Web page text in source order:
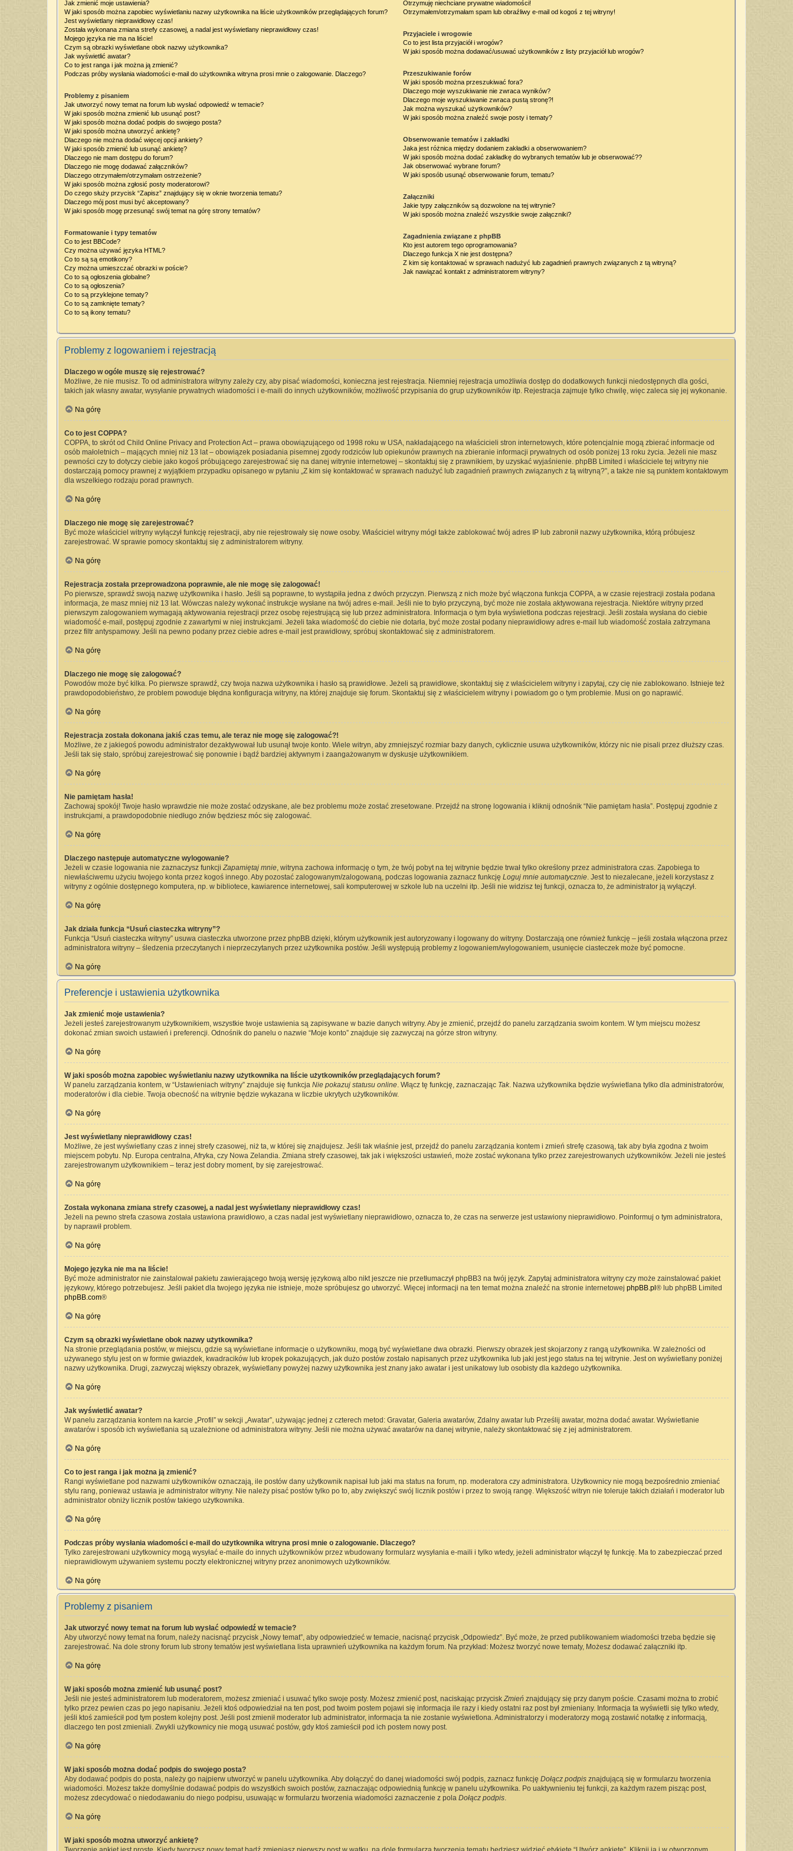
Jak zmienić moje ustawienia?
W jaki sposób można zapobiec wyświetlaniu nazwy użytkownika na liście użytkowników przeglądających forum?
Jest wyświetlany nieprawidłowy czas!
Została wykonana zmiana strefy czasowej, a nadal jest wyświetlany nieprawidłowy czas!
Mojego języka nie ma na liście!
Czym są obrazki wyświetlane obok nazwy użytkownika?
Jak wyświetlić awatar?
Co to jest ranga i jak można ją zmienić?
Podczas próby wysłania wiadomości e-mail do użytkownika witryna prosi mnie o zalogowanie. Dlaczego?
Problemy z pisaniem
Jak utworzyć nowy temat na forum lub wysłać odpowiedź w temacie?
W jaki sposób można zmienić lub usunąć post?
W jaki sposób można dodać podpis do swojego posta?
W jaki sposób można utworzyć ankietę?
Dlaczego nie można dodać więcej opcji ankiety?
W jaki sposób zmienić lub usunąć ankietę?
Dlaczego nie mam dostępu do forum?
Dlaczego nie mogę dodawać załączników?
Dlaczego otrzymałem/otrzymałam ostrzeżenie?
W jaki sposób można zgłosić posty moderatorowi?
Do czego służy przycisk “Zapisz” znajdujący się w oknie tworzenia tematu?
Dlaczego mój post musi być akceptowany?
W jaki sposób mogę przesunąć swój temat na górę strony tematów?
Formatowanie i typy tematów
Co to jest BBCode?
Czy można używać języka HTML?
Co to są są emotikony?
Czy można umieszczać obrazki w poście?
Co to są ogłoszenia globalne?
Co to są ogłoszenia?
Co to są przyklejone tematy?
Co to są zamknięte tematy?
Co to są ikony tematu?
Otrzymuję niechciane prywatne wiadomości!
Otrzymałem/otrzymałam spam lub obraźliwy e-mail od kogoś z tej witryny!
Przyjaciele i wrogowie
Co to jest lista przyjaciół i wrogów?
W jaki sposób można dodawać/usuwać użytkowników z listy przyjaciół lub wrogów?
Przeszukiwanie forów
W jaki sposób można przeszukiwać fora?
Dlaczego moje wyszukiwanie nie zwraca wyników?
Dlaczego moje wyszukiwanie zwraca pustą stronę?!
Jak można wyszukać użytkowników?
W jaki sposób można znaleźć swoje posty i tematy?
Obserwowanie tematów i zakładki
Jaka jest różnica między dodaniem zakładki a obserwowaniem?
W jaki sposób można dodać zakładkę do wybranych tematów lub je obserwować??
Jak obserwować wybrane forum?
W jaki sposób usunąć obserwowanie forum, tematu?
Załączniki
Jakie typy załączników są dozwolone na tej witrynie?
W jaki sposób można znaleźć wszystkie swoje załączniki?
Zagadnienia związane z phpBB
Kto jest autorem tego oprogramowania?
Dlaczego funkcja X nie jest dostępna?
Z kim się kontaktować w sprawach nadużyć lub zagadnień prawnych związanych z tą witryną?
Jak nawiązać kontakt z administratorem witryny?
Problemy z logowaniem i rejestracją
Dlaczego w ogóle muszę się rejestrować?
Możliwe, że nie musisz. To od administratora witryny zależy czy, aby pisać wiadomości, konieczna jest rejestracja. Niemniej rejestracja umożliwia dostęp do dodatkowych funkcji niedostępnych dla gości,
takich jak własny awatar, wysyłanie prywatnych wiadomości i e-maili do innych użytkowników, możliwość przypisania do grup użytkowników itp. Rejestracja zajmuje tylko chwilę, więc zaleca się jej wykonanie.
Na górę
Co to jest COPPA?
COPPA, to skrót od Child Online Privacy and Protection Act – prawa obowiązującego od 1998 roku w USA, nakładającego na właścicieli stron internetowych, które potencjalnie mogą zbierać informacje od
osób małoletnich – mających mniej niż 13 lat – obowiązek posiadania pisemnej zgody rodziców lub opiekunów prawnych na zbieranie informacji prywatnych od osób poniżej 13 roku życia. Jeżeli nie masz
pewności czy to dotyczy ciebie jako kogoś próbującego zarejestrować się na danej witrynie internetowej – skontaktuj się z prawnikiem, by uzyskać wyjaśnienie. phpBB Limited i właściciele tej witryny nie
dostarczają pomocy prawnej z wyjątkiem przypadku opisanego w pytaniu „Z kim się kontaktować w sprawach nadużyć lub zagadnień prawnych związanych z tą witryną?”, a także nie są punktem kontaktowym
dla wszelkiego rodzaju porad prawnych.
Na górę
Dlaczego nie mogę się zarejestrować?
Być może właściciel witryny wyłączył funkcję rejestracji, aby nie rejestrowały się nowe osoby. Właściciel witryny mógł także zablokować twój adres IP lub zabronił nazwy użytkownika, którą próbujesz
zarejestrować. W sprawie pomocy skontaktuj się z administratorem witryny.
Na górę
Rejestracja została przeprowadzona poprawnie, ale nie mogę się zalogować!
Po pierwsze, sprawdź swoją nazwę użytkownika i hasło. Jeśli są poprawne, to wystąpiła jedna z dwóch przyczyn. Pierwszą z nich może być włączona funkcja COPPA, a w czasie rejestracji została podana
informacja, że masz mniej niż 13 lat. Wówczas należy wykonać instrukcje wysłane na twój adres e-mail. Jeśli nie to było przyczyną, być może nie została aktywowana rejestracja. Niektóre witryny przed
pierwszym zalogowaniem wymagają aktywowania rejestracji przez osobę rejestrującą się lub przez administratora. Informacja o tym była wyświetlona podczas rejestracji. Jeśli została wysłana do ciebie
wiadomość e-mail, postępuj zgodnie z zawartymi w niej instrukcjami. Jeżeli taka wiadomość do ciebie nie dotarła, być może został podany nieprawidłowy adres e-mail lub wiadomość została zatrzymana
przez filtr antyspamowy. Jeśli na pewno podany przez ciebie adres e-mail jest prawidłowy, spróbuj skontaktować się z administratorem.
Na górę
Dlaczego nie mogę się zalogować?
Powodów może być kilka. Po pierwsze sprawdź, czy twoja nazwa użytkownika i hasło są prawidłowe. Jeżeli są prawidłowe, skontaktuj się z właścicielem witryny i zapytaj, czy cię nie zablokowano. Istnieje też
prawdopodobieństwo, że problem powoduje błędna konfiguracja witryny, na której znajduje się forum. Skontaktuj się z właścicielem witryny i powiadom go o tym problemie. Musi on go naprawić.
Na górę
Rejestracja została dokonana jakiś czas temu, ale teraz nie mogę się zalogować?!
Możliwe, że z jakiegoś powodu administrator dezaktywował lub usunął twoje konto. Wiele witryn, aby zmniejszyć rozmiar bazy danych, cyklicznie usuwa użytkowników, którzy nic nie pisali przez dłuższy czas.
Jeśli tak się stało, spróbuj zarejestrować się ponownie i bądź bardziej aktywnym i zaangażowanym w dyskusje użytkownikiem.
Na górę
Nie pamiętam hasła!
Zachowaj spokój! Twoje hasło wprawdzie nie może zostać odzyskane, ale bez problemu może zostać zresetowane. Przejdź na stronę logowania i kliknij odnośnik “Nie pamiętam hasła”. Postępuj zgodnie z
instrukcjami, a prawdopodobnie niedługo znów będziesz móc się zalogować.
Na górę
Dlaczego następuje automatyczne wylogowanie?
Jeżeli w czasie logowania nie zaznaczysz funkcjiZapamiętaj mnie, witryna zachowa informację o tym, że twój pobyt na tej witrynie będzie trwał tylko określony przez administratora czas. Zapobiega to
niewłaściwemu użyciu twojego konta przez kogoś innego. Aby pozostać zalogowanym/zalogowaną, podczas logowania zaznacz funkcję Loguj mnie automatycznie. Jest to niezalecane, jeżeli korzystasz z
witryny z ogólnie dostępnego komputera, np. w bibliotece, kawiarence internetowej, sali komputerowej w szkole lub na uczelni itp. Jeśli nie widzisz tej funkcji, oznacza to, że administrator ją wyłączył.
Na górę
Jak działa funkcja “Usuń ciasteczka witryny”?
Funkcja “Usuń ciasteczka witryny” usuwa ciasteczka utworzone przez phpBB dzięki, którym użytkownik jest autoryzowany i logowany do witryny. Dostarczają one również funkcję – jeśli została włączona przez
administratora witryny – śledzenia przeczytanych i nieprzeczytanych przez użytkownika postów. Jeśli występują problemy z logowaniem/wylogowaniem, usunięcie ciasteczek może być pomocne.
Na górę
Preferencje i ustawienia użytkownika
Jak zmienić moje ustawienia?
Jeżeli jesteś zarejestrowanym użytkownikiem, wszystkie twoje ustawienia są zapisywane w bazie danych witryny. Aby je zmienić, przejdź do panelu zarządzania swoim kontem. W tym miejscu możesz
dokonać zmian swoich ustawień i preferencji. Odnośnik do panelu o nazwie “Moje konto” znajduje się zazwyczaj na górze stron witryny.
Na górę
W jaki sposób można zapobiec wyświetlaniu nazwy użytkownika na liście użytkowników przeglądających forum?
W panelu zarządzania kontem, w “Ustawieniach witryny” znajduje się funkcja Nie pokazuj statusu online. Włącz tę funkcję, zaznaczając Tak. Nazwa użytkownika będzie wyświetlana tylko dla administratorów,
moderatorów i dla ciebie. Twoja obecność na witrynie będzie wykazana w liczbie ukrytych użytkowników.
Na górę
Jest wyświetlany nieprawidłowy czas!
Możliwe, że jest wyświetlany czas z innej strefy czasowej, niż ta, w której się znajdujesz. Jeśli tak właśnie jest, przejdź do panelu zarządzania kontem i zmień strefę czasową, tak aby była zgodna z twoim
miejscem pobytu. Np. Europa centralna, Afryka, czy Nowa Zelandia. Zmiana strefy czasowej, tak jak i większości ustawień, może zostać wykonana tylko przez zarejestrowanych użytkowników. Jeżeli nie jesteś
zarejestrowanym użytkownikiem – teraz jest dobry moment, by się zarejestrować.
Na górę
Została wykonana zmiana strefy czasowej, a nadal jest wyświetlany nieprawidłowy czas!
Jeżeli na pewno strefa czasowa została ustawiona prawidłowo, a czas nadal jest wyświetlany nieprawidłowo, oznacza to, że czas na serwerze jest ustawiony nieprawidłowo. Poinformuj o tym administratora,
by naprawił problem.
Na górę
Mojego języka nie ma na liście!
Być może administrator nie zainstalował pakietu zawierającego twoją wersję językową albo nikt jeszcze nie przetłumaczył phpBB3 na twój język. Zapytaj administratora witryny czy może zainstalować pakiet
językowy, którego potrzebujesz. Jeśli pakiet dla twojego języka nie istnieje, może spróbujesz go utworzyć. Więcej informacji na ten temat można znaleźć na stronie internetowej phpBB.pl ® lub phpBB Limited
phpBB.com®
Na górę
Czym są obrazki wyświetlane obok nazwy użytkownika?
Na stronie przeglądania postów, w miejscu, gdzie są wyświetlane informacje o użytkowniku, mogą być wyświetlane dwa obrazki. Pierwszy obrazek jest skojarzony z rangą użytkownika. W zależności od
używanego stylu jest on w formie gwiazdek, kwadracików lub kropek pokazujących, jak dużo postów zostało napisanych przez użytkownika lub jaki jest jego status na tej witrynie. Jest on wyświetlany poniżej
nazwy użytkownika. Drugi, zazwyczaj większy obrazek, wyświetlany powyżej nazwy użytkownika jest znany jako awatar i jest unikatowy lub osobisty dla każdego użytkownika.
Na górę
Jak wyświetlić awatar?
W panelu zarządzania kontem na karcie „Profil” w sekcji „Awatar”, używając jednej z czterech metod: Gravatar, Galeria awatarów, Zdalny awatar lub Prześlij awatar, można dodać awatar. Wyświetlanie
awatarów i sposób ich wyświetlania są uzależnione od administratora witryny. Jeśli nie można używać awatarów na danej witrynie, należy skontaktować się z jej administratorem.
Na górę
Co to jest ranga i jak można ją zmienić?
Rangi wyświetlane pod nazwami użytkowników oznaczają, ile postów dany użytkownik napisał lub jaki ma status na forum, np. moderatora czy administratora. Użytkownicy nie mogą bezpośrednio zmieniać
stylu rang, ponieważ ustawia je administrator witryny. Nie należy pisać postów tylko po to, aby zwiększyć swój licznik postów i przez to swoją rangę. Większość witryn nie toleruje takich działań i moderator lub
administrator obniży licznik postów takiego użytkownika.
Na górę
Podczas próby wysłania wiadomości e-mail do użytkownika witryna prosi mnie o zalogowanie. Dlaczego?
Tylko zarejestrowani użytkownicy mogą wysyłać e-maile do innych użytkowników przez wbudowany formularz wysyłania e-maili i tylko wtedy, jeżeli administrator włączył tę funkcję. Ma to zabezpieczać przed
nieprawidłowym używaniem systemu poczty elektronicznej witryny przez anonimowych użytkowników.
Na górę
Problemy z pisaniem
Jak utworzyć nowy temat na forum lub wysłać odpowiedź w temacie?
Aby utworzyć nowy temat na forum, należy nacisnąć przycisk „Nowy temat”, aby odpowiedzieć w temacie, nacisnąć przycisk „Odpowiedz”. Być może, że przed publikowaniem wiadomości trzeba będzie się
zarejestrować. Na dole strony forum lub strony tematów jest wyświetlana lista uprawnień użytkownika na każdym forum. Na przykład: Możesz tworzyć nowe tematy, Możesz dodawać załączniki itp.
Na górę
W jaki sposób można zmienić lub usunąć post?
Jeśli nie jesteś administratorem lub moderatorem, możesz zmieniać i usuwać tylko swoje posty. Możesz zmienić post, naciskając przyciskZmień znajdujący się przy danym poście. Czasami można to zrobić
tylko przez pewien czas po jego napisaniu. Jeżeli ktoś odpowiedział na ten post, pod twoim postem pojawi się informacja ile razy i kiedy ostatni raz post był zmieniany. Informacja ta wyświetli się tylko wtedy,
jeśli ktoś zamieścił pod tym postem kolejny post. Jeśli post zmienił moderator lub administrator, informacja ta nie zostanie wyświetlona. Administratorzy i moderatorzy mogą zostawić notatkę z informacją,
dlaczego ten post zmieniali. Zwykli użytkownicy nie mogą usuwać postów, gdy ktoś zamieścił pod ich postem nowy post.
Na górę
W jaki sposób można dodać podpis do swojego posta?
Aby dodawać podpis do posta, należy go najpierw utworzyć w panelu użytkownika. Aby dołączyć do danej wiadomości swój podpis, zaznacz funkcję Dołącz podpis znajdującą się w formularzu tworzenia
wiadomości. Możesz także domyślnie dodawać podpis do wszystkich swoich postów, zaznaczając odpowiednią funkcję w panelu użytkownika. Po uaktywnieniu tej funkcji, za każdym razem pisząc post,
możesz zdecydować o niedodawaniu do niego podpisu, usuwając w formularzu tworzenia wiadomości zaznaczenie z pola Dołącz podpis.
Na górę
W jaki sposób można utworzyć ankietę?